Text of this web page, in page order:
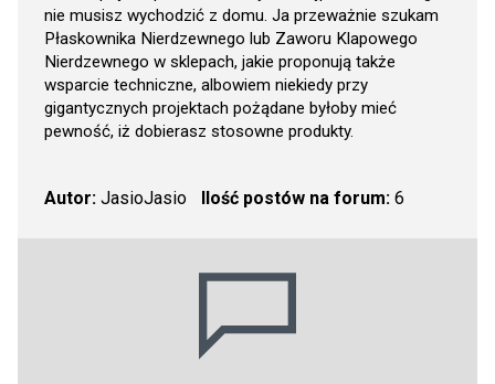
nie musisz wychodzić z domu. Ja przeważnie szukam
Płaskownika Nierdzewnego lub Zaworu Klapowego
Nierdzewnego w sklepach, jakie proponują także
wsparcie techniczne, albowiem niekiedy przy
gigantycznych projektach pożądane byłoby mieć
pewność, iż dobierasz stosowne produkty.
Autor: JasioJasio Ilość postów na forum:6